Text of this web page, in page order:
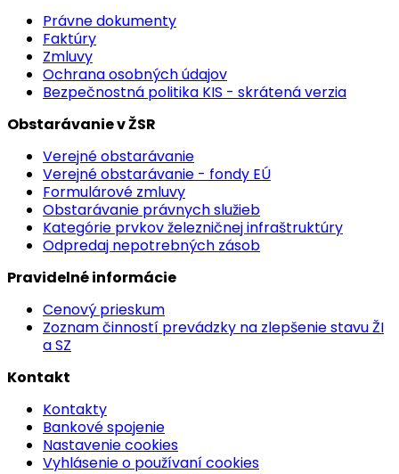
Právne dokumenty
Faktúry
Zmluvy
Ochrana osobných údajov
Bezpečnostná politika KIS - skrátená verzia
Obstarávanie v ŽSR
Verejné obstarávanie
Verejné obstarávanie - fondy EÚ
Formulárové zmluvy
Obstarávanie právnych služieb
Kategórie prvkov železničnej infraštruktúry
Odpredaj nepotrebných zásob
Pravidelné informácie
Cenový prieskum
Zoznam činností prevádzky na zlepšenie stavu ŽI
a SZ
Kontakt
Kontakty
Bankové spojenie
Nastavenie cookies
Vyhlásenie o používaní cookies